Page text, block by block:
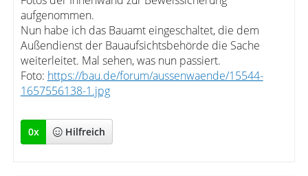
aufgenommen.
Nun habe ich das Bauamt eingeschaltet, die dem
Außendienst der Bauaufsichtsbehörde die Sache
weiterleitet. Mal sehen, was nun passiert.
Foto: https://bau.de/forum/aussenwaende/15544-
1657556138-1.jpg
0x Hilfreich